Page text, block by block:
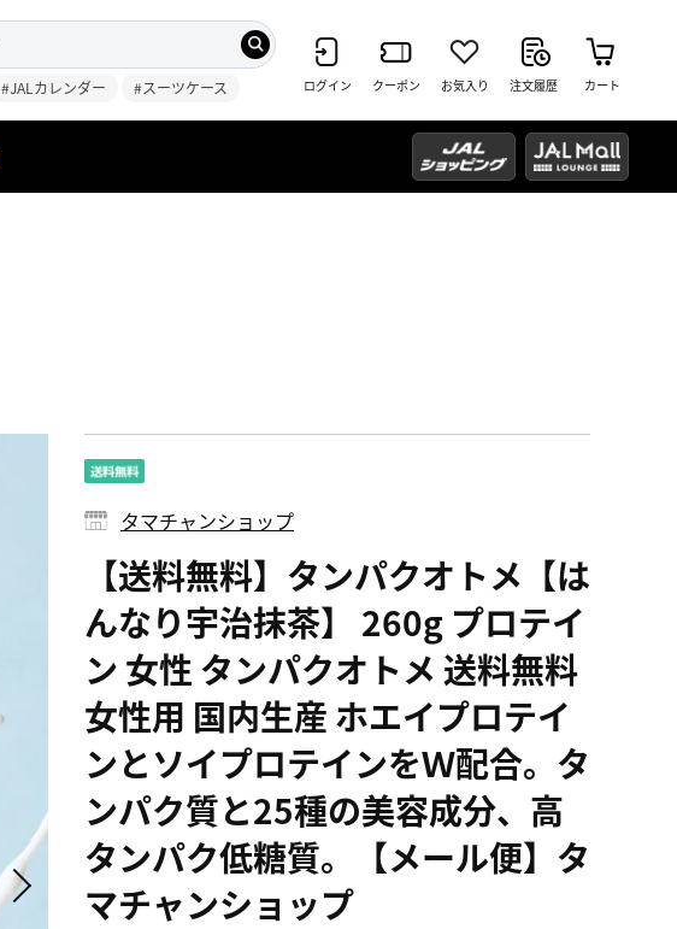
#JALカレンダー #スーツケース ログイン クーポン お気入り 注文履歴 カート
タマチャンショップ
【送料無料】タンパクオトメ【は
んなり宇治抹茶】 260g プロテイ
ン 女性 タンパクオトメ 送料無料
女性用 国内生産 ホエイプロテイ
ンとソイプロテインをＷ配合。タ
ンパク質と25種の美容成分、高
タンパク低糖質。【メール便】タ
マチャンショップ